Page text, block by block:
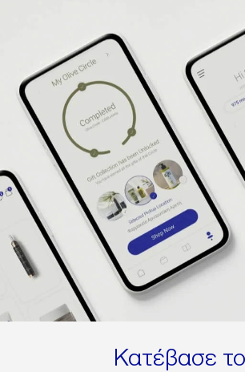
Συνεχές και παρατεταμένο πιπίλισμα
προκαλέσει τερηδόνα.
Ελέγχετε πάντα τη θερμοκρασία της
τάισμα.
Πετάξτε το προϊόν με τα πρώτα
αδυναμίας.
Φυλάσσετε τα εξαρτήματα που δεν
μακριά από παιδιά.
Μη συνδέετε το προϊόν με σχοινιά,
λυτά μέρη υφάσματος. Το παιδί
στραγγαλιστεί.
Μη χρησιμοποιείτε τις θηλές
Το προϊόν αυτό πρέπει να
Κατέβασε το